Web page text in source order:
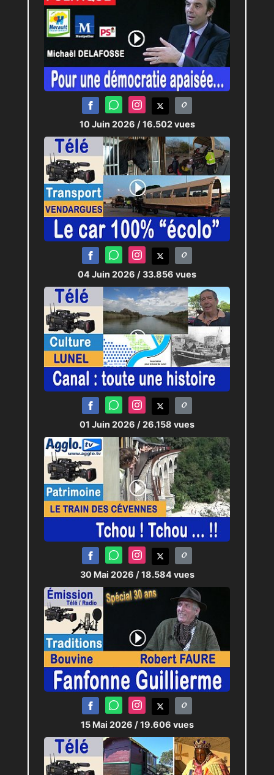
10 Juin 2026 / 16.502 vues
04 Juin 2026 / 33.856 vues
01 Juin 2026 / 26.158 vues
30 Mai 2026 / 18.584 vues
15 Mai 2026 / 19.606 vues